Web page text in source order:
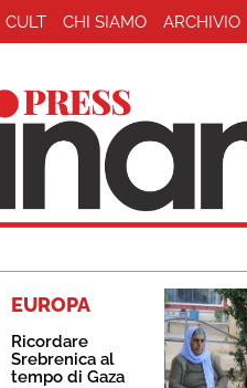
CULT CHI SIAMO ARCHIVIO
EUROPA
Ricordare
Srebrenica al
tempo di Gaza